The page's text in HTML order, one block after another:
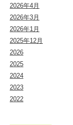
2026年4月
2026年3月
2026年1月
2025年12月
2026
2025
2024
2023
2022